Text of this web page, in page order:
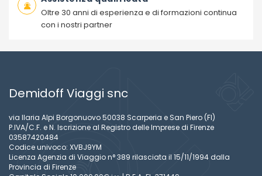
Oltre 30 anni di esperienza e di formazioni continua
con i nostri partner
Demidoff Viaggi snc
via Ilaria Alpi Borgonuovo 50038 Scarperia e San Piero (FI)
P.IVA/C.F. e N. Iscrizione al Registro delle Imprese di Firenze
03587420484
Codice univoco: XVBJ9YM
Licenza Agenzia di Viaggio n° 389 rilasciata il 15/11/1994 dalla
Provincia di Firenze